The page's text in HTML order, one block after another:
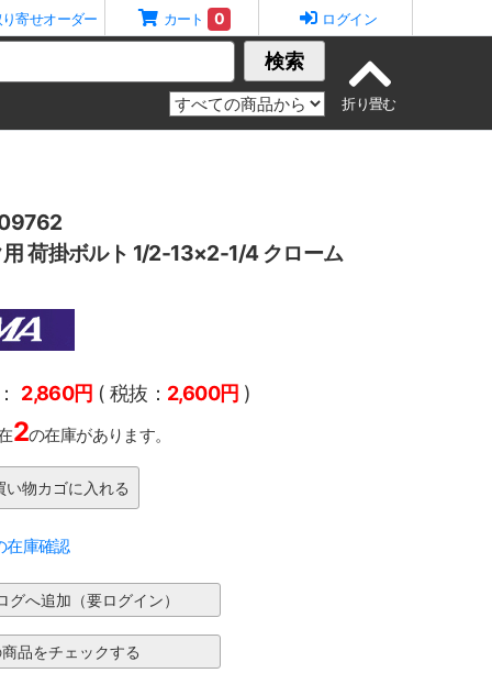
寄せオーダー カート 0 ログイン
検索
用 荷掛ボルト 1/2-13×2-1/4 クローム
2,860円 ( 税抜： 2,600円 )
2の在庫があります。
在庫確認